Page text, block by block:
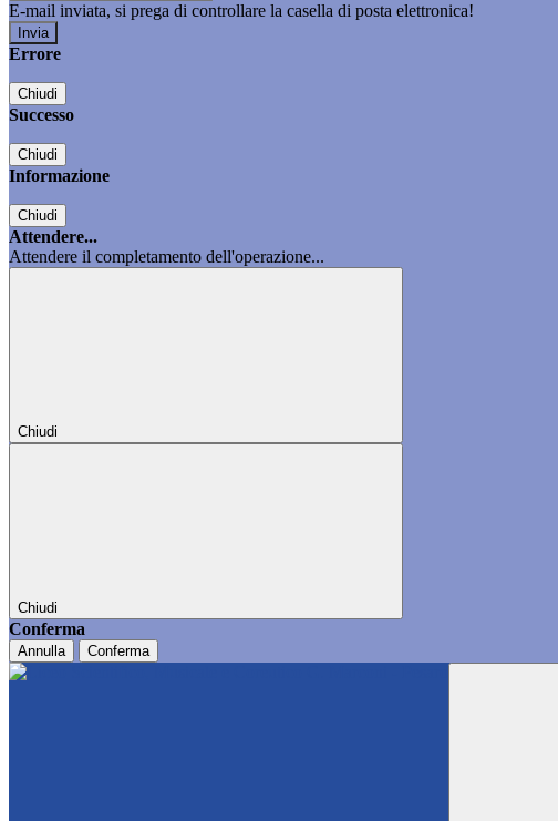
E-mail inviata, si prega di controllare la casella di posta elettronica!
Errore
Chiudi
Successo
Chiudi
Informazione
Chiudi
Attendere...
Attendere il completamento dell'operazione...
Chiudi
Chiudi
Conferma
Annulla Conferma